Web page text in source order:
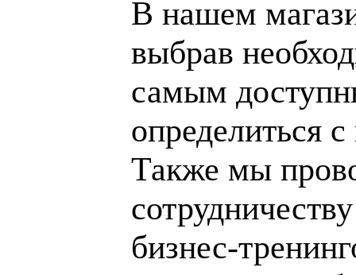
В нашем
выбрав
самым
определиться
Также мы
бизнес-